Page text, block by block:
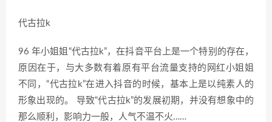
代古拉k
96 年小姐姐“代古拉k”，在抖音平台上是一个特别的存在，
原因在于，与大多数有着原有平台流量支持的网红小姐姐
不同，“代古拉k”在进入抖音的时候，基本上是以纯素人的
形象出现的。 导致“代古拉k”的发展初期，并没有想象中的
那么顺利，影响力一般，人气不温不火……